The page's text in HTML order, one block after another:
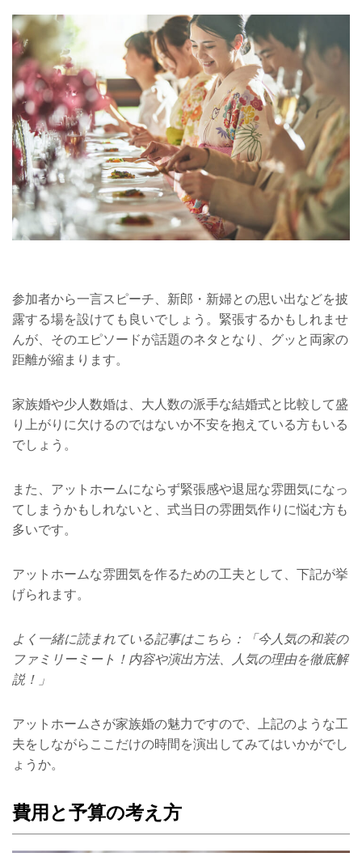
参加者から一言スピーチ、新郎・新婦との思い出などを披
露する場を設けても良いでしょう。緊張するかもしれませ
んが、そのエピソードが話題のネタとなり、グッと両家の
距離が縮まります。
家族婚や少人数婚は、大人数の派手な結婚式と比較して盛
り上がりに欠けるのではないか不安を抱えている方もいる
でしょう。
また、アットホームにならず緊張感や退屈な雰囲気になっ
てしまうかもしれないと、式当日の雰囲気作りに悩む方も
多いです。
アットホームな雰囲気を作るための工夫として、下記が挙
げられます。
よく一緒に読まれている記事はこちら：「今人気の和装の
ファミリーミート！内容や演出方法、人気の理由を徹底解
説！」
アットホームさが家族婚の魅力ですので、上記のような工
夫をしながらここだけの時間を演出してみてはいかがでし
ょうか。
費用と予算の考え方